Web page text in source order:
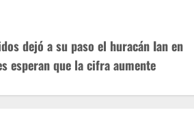
dejó a su paso el huracán Ian en
esperan que la cifra aumente